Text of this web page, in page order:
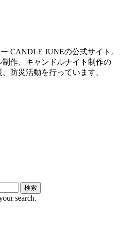
CANDLE JUNEの公式サイト。
作、キャンドルナイト制作の
防災活動を行っています。
search.